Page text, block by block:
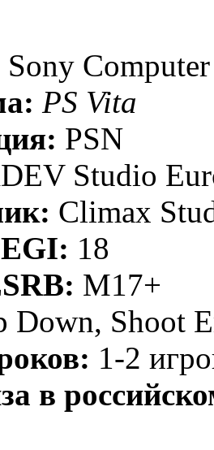
Sony
PS Vita
PSN
Studio
Climax
18
M17+
Down, Shoot
1-2
в